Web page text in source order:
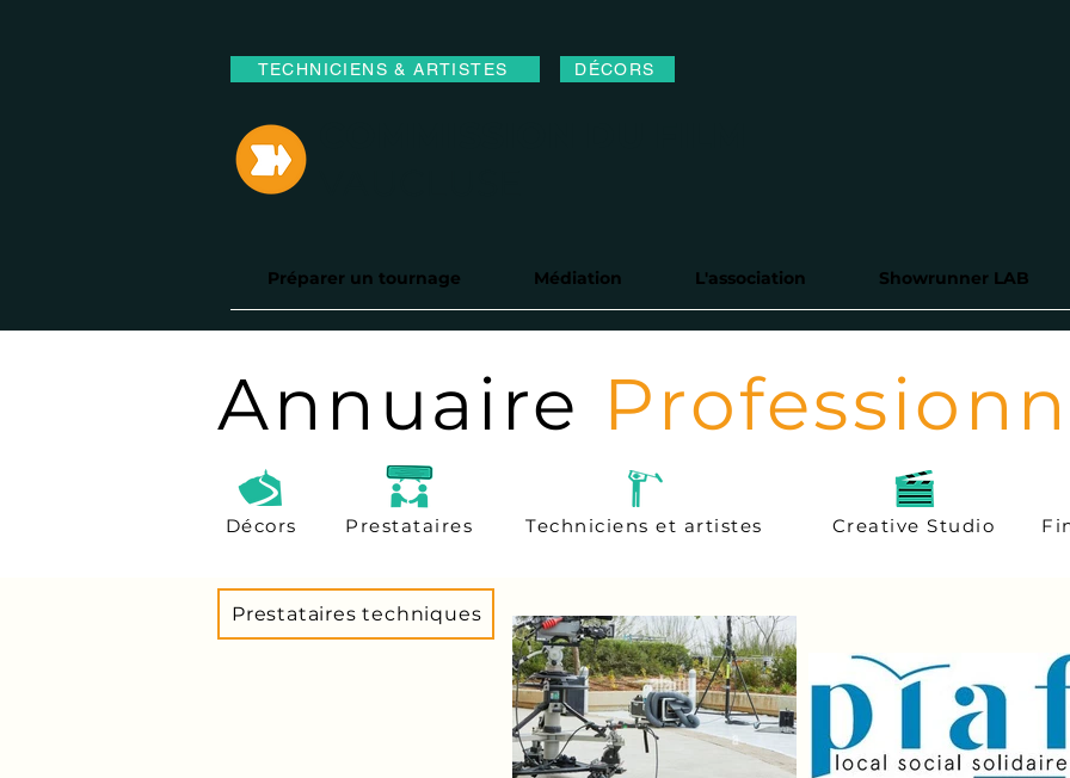
TECHNICIENS & ARTISTES DÉCORS
Préparer un tournage Médiation L'association Showrunner LAB
Annuaire
Décors Prestataires Techniciens et artistes Creative Studio
Prestataires techniques